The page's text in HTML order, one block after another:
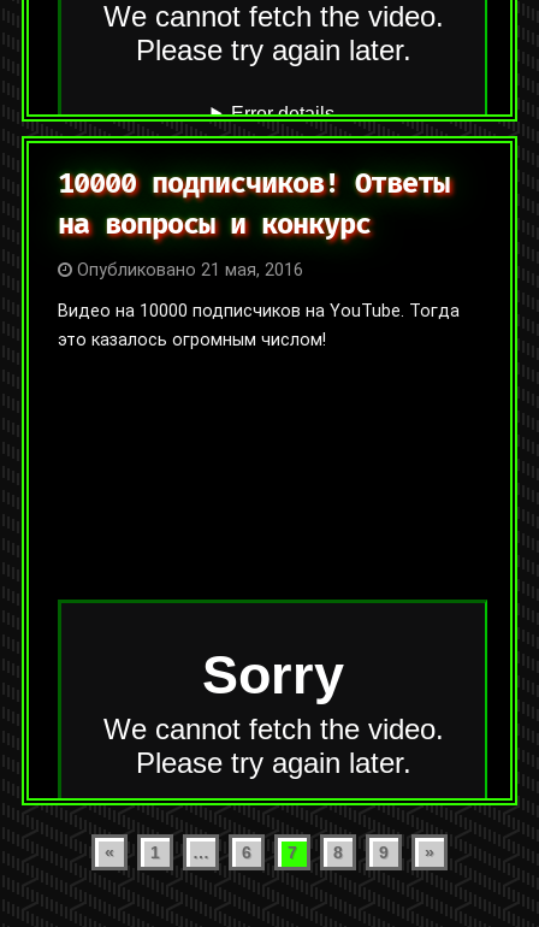
famicom,nes,видеоигры,денди, лытдыбр
Оставить комментарий
10000 подписчиков! Ответы
на вопросы и конкурс
Опубликовано 21 мая, 2016
Видео на 10000 подписчиков на YouTube. Тогда
это казалось огромным числом!
Прочие видеоролики
Оставить комментарий
Пагинация
« 1 … 6 7 8 9 »